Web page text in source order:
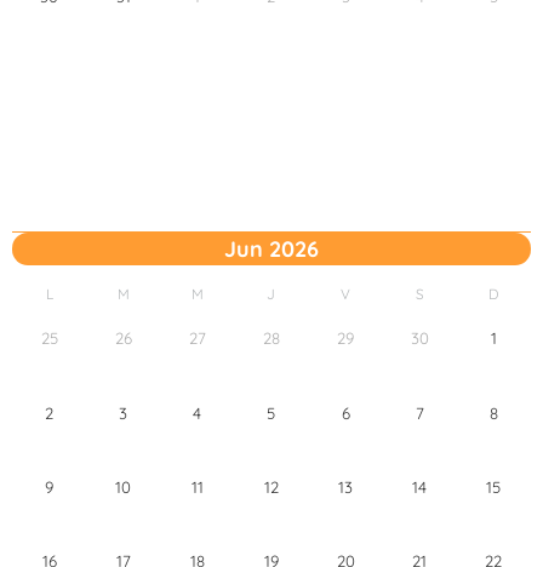
Jun 2026
L M M J V S D
25 26 27 28 29 30 1
2 3 4 5 6 7 8
9 10 11 12 13 14 15
16 17 18 19 20 21 22